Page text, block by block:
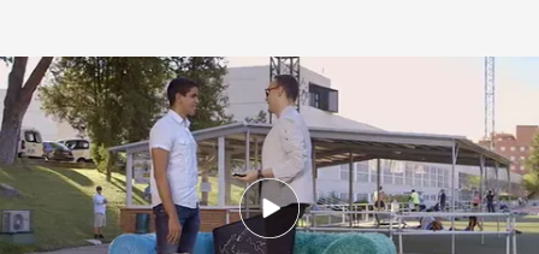
cuatro.com
05 OCT 2014 - 23:00h.
Compartir